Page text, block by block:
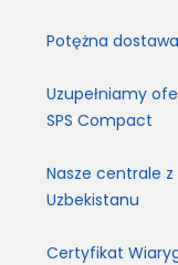
Potężna
Uzupełniamy
SPS Compact
Nasze centrale
Uzbekistanu
Certyfikat